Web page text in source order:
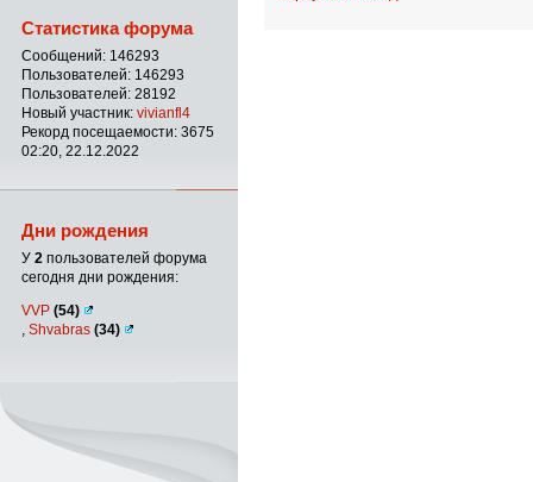
Статистика форума
Сообщений: 146293
Пользователей: 146293
Пользователей: 28192
Новый участник: vivianfl4
Рекорд посещаемости: 3675
02:20, 22.12.2022
Дни рождения
У 2 пользователей форума
сегодня дни рождения:
VVP (54)
Shvabras (34)